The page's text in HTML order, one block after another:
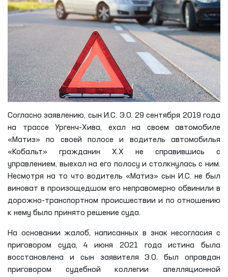
Согласно заявлению, сын И.С. Э.О. 29 сентября 2019 года
на трассе Ургенч-Хива, ехал на своем автомобиле
«Матиз» по своей полосе и водитель автомобилья
«Кобальт» гражданин Х.Х не справившись с
управлением, выехал на его полосу и столкнулась с ним.
Несмотря на то что водитель «Матиз» сын И.С. не был
виноват в произощедшом его неправомерно обвинили в
дорожно-транспортном происшествии и по отношению
к нему было принято решение суда.
На основании жалоб, написанных в знак несогласия с
приговором суда, 4 июня 2021 года истина была
восстановлена и сын заявителя Э.О. был оправдан
приговором судебной коллегии апелляционной